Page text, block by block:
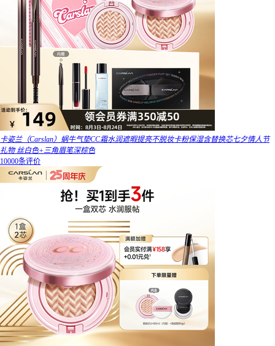
卡姿兰（Carslan）蜗牛气垫CC霜水润遮暇提亮不脱妆卡粉保湿含替换芯七夕情人节
礼物 丝白色+三角眉笔深棕色
10000条评价